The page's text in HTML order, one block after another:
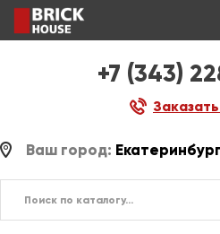
+7 (343)
Ваш город: Екатеринбург